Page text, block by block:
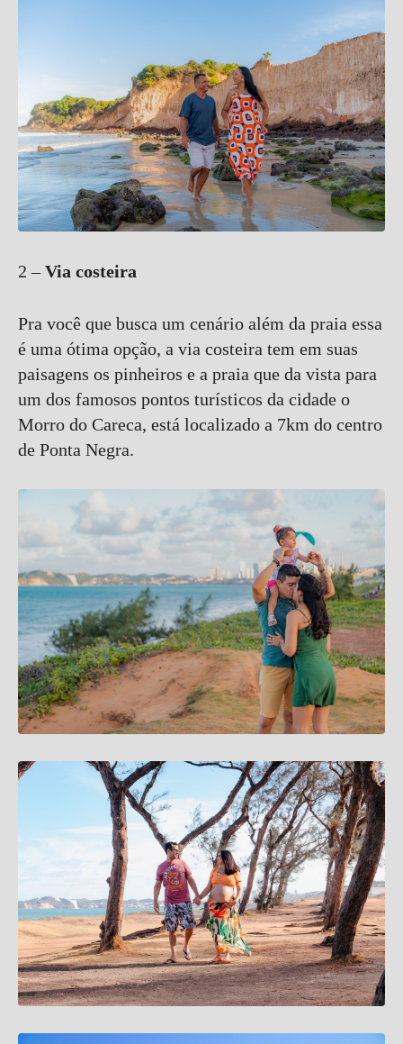
2 –Via costeira
Pra você que busca um cenário além da praia essa
é uma ótima opção, a via costeira tem em suas
paisagens os pinheiros e a praia que da vista para
um dos famosos pontos turísticos da cidade o
Morro do Careca, está localizado a 7km do centro
de Ponta Negra.